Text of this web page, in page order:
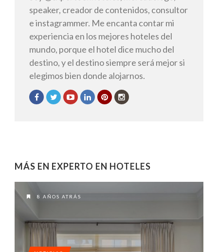
speaker, creador de contenidos, consultor
e instagrammer. Me encanta contar mi
experiencia en los mejores hoteles del
mundo, porque el hotel dice mucho del
destino, y el destino siempre será mejor si
elegimos bien donde alojarnos.
MÁS EN EXPERTO EN HOTELES
8 AÑOS ATRÁS